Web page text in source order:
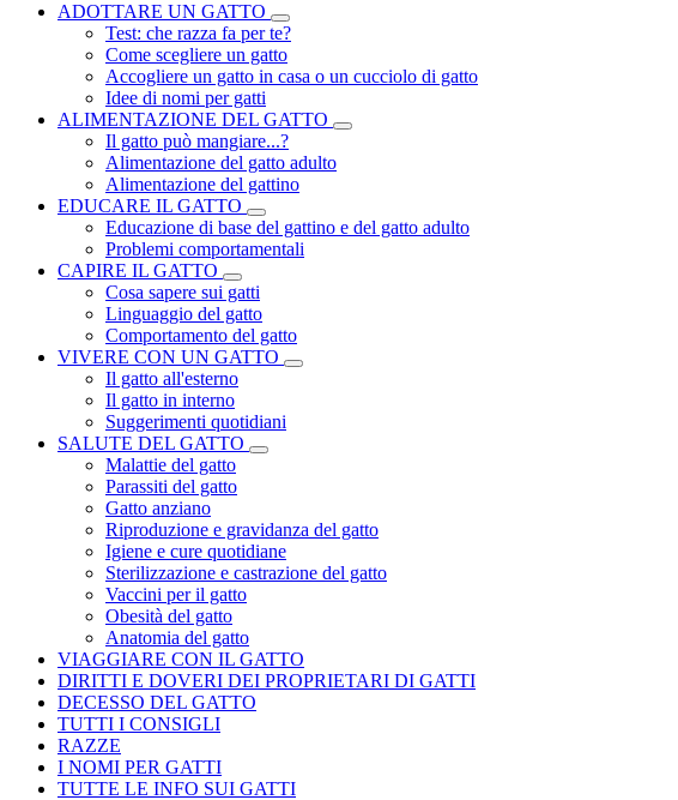
ADOTTARE UN GATTO
Test: che razza fa per te?
Come scegliere un gatto
Accogliere un gatto in casa o un cucciolo di gatto
Idee di nomi per gatti
ALIMENTAZIONE DEL GATTO
Il gatto può mangiare...?
Alimentazione del gatto adulto
Alimentazione del gattino
EDUCARE IL GATTO
Educazione di base del gattino e del gatto adulto
Problemi comportamentali
CAPIRE IL GATTO
Cosa sapere sui gatti
Linguaggio del gatto
Comportamento del gatto
VIVERE CON UN GATTO
Il gatto all'esterno
Il gatto in interno
Suggerimenti quotidiani
SALUTE DEL GATTO
Malattie del gatto
Parassiti del gatto
Gatto anziano
Riproduzione e gravidanza del gatto
Igiene e cure quotidiane
Sterilizzazione e castrazione del gatto
Vaccini per il gatto
Obesità del gatto
Anatomia del gatto
VIAGGIARE CON IL GATTO
DIRITTI E DOVERI DEI PROPRIETARI DI GATTI
DECESSO DEL GATTO
TUTTI I CONSIGLI
RAZZE
I NOMI PER GATTI
TUTTE LE INFO SUI GATTI